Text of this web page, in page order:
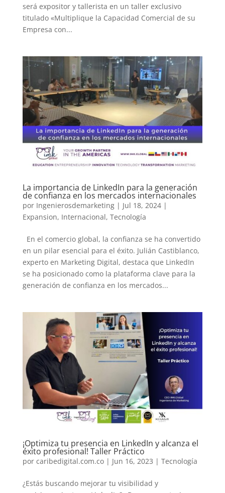
será expositor y tallerista en un taller exclusivo
titulado «Multiplique la Capacidad Comercial de su
Empresa con...
La importancia de LinkedIn para la generación
de confianza en los mercados internacionales
por Ingenierosdemarketing| Jul 18, 2024|
Expansion, Internacional, Tecnología
En el comercio global, la confianza se ha convertido
en un pilar esencial para el éxito. Julián Castiblanco,
experto en Marketing Digital, destaca que LinkedIn
se ha posicionado como la plataforma clave para la
generación de confianza en los mercados...
¡Optimiza tu presencia en LinkedIn y alcanza el
éxito profesional! Taller Práctico
por caribedigital.com.co| Jun 16, 2023 | Tecnología
¿Estás buscando mejorar tu visibilidad y